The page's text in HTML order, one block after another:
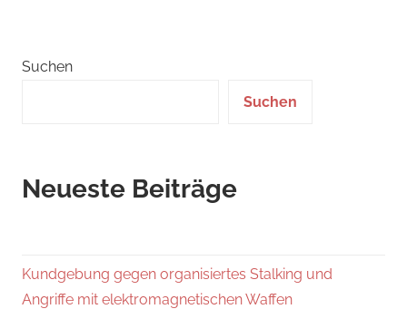
Suchen
Suchen
Neueste Beiträge
Kundgebung gegen organisiertes Stalking und
Angriffe mit elektromagnetischen Waffen